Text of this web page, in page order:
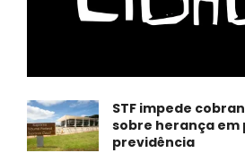
STF impede
sobre herança em
previdência